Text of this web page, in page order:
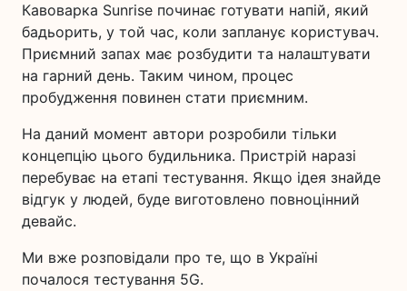
Кавоварка Sunrise починає готувати напій, який
бадьорить, у той час, коли запланує користувач.
Приємний запах має розбудити та налаштувати
на гарний день. Таким чином, процес
пробудження повинен стати приємним.
На даний момент автори розробили тільки
концепцію цього будильника. Пристрій наразі
перебуває на етапі тестування. Якщо ідея знайде
відгук у людей, буде виготовлено повноцінний
девайс.
Ми вже розповідали про те, що в Україні
почалося тестування 5G.